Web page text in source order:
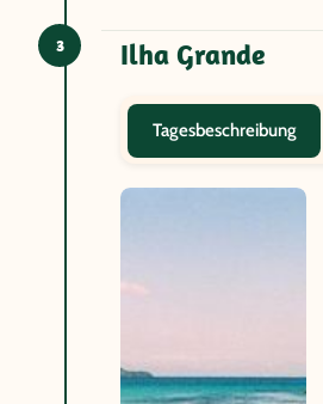
3 Ilha Grande
Tagesbeschreibung